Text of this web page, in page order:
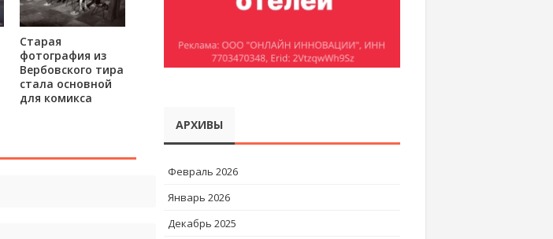
Старая
фотография из
Вербовского тира
стала основной
для комикса
АРХИВЫ
Февраль 2026
Январь 2026
Декабрь 2025